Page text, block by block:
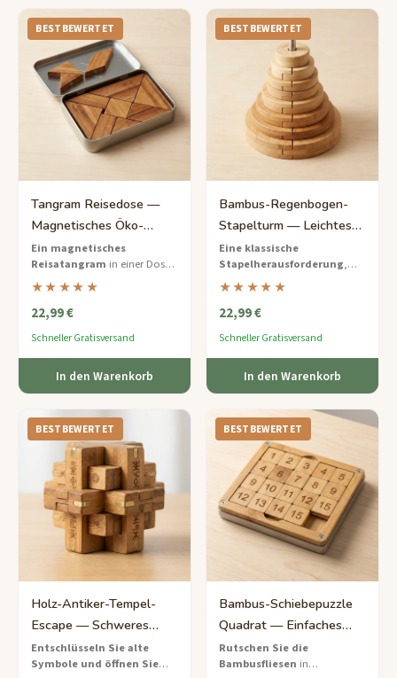
BESTBEWERTET
Tangram Reisedose —
Magnetisches Öko-
Bambus-Puzzle-Set
Ein magnetisches
Reisatangram in einer Dose
aus recyceltem Metall mit
Bambusteilen, die auf
Flugzeugen, Zügen und
bleiben.
★★★★★
22,99 €
Schneller Gratisversand
In den Warenkorb
BESTBEWERTET
Bambus-Regenbogen-
Stapelturm — Leichtes
Ringpuzzle für Kinder
Eine klassische
Stapelherausforderung,
neu interpretiert aus
umweltfreundlichem Bambus
mit natürlichen
logische Fähigkeiten, Ring für
Ring.
★★★★★
22,99 €
Schneller Gratisversand
In den Warenkorb
BESTBEWERTET
Holz-Antiker-Tempel-
Escape — Schweres
Symbol-
Entschlüsselungsspiel
Entschlüsseln Sie alte
Symbole und öffnen Sie
BESTBEWERTET
Bambus-Schiebepuzzle
Quadrat — Einfaches
Zahlenschiebespiel
Rutschen Sie die
Bambusfliesen in